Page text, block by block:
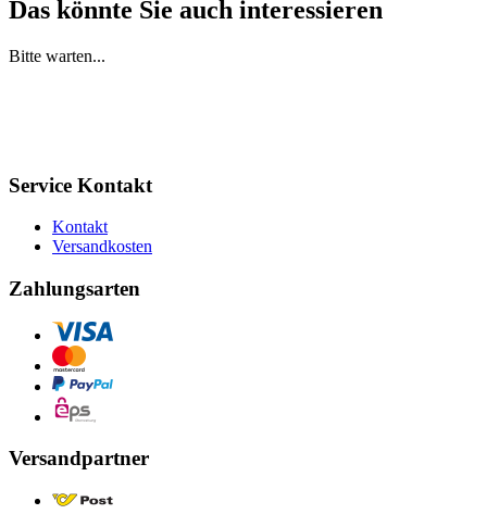
Das könnte Sie auch interessieren
Bitte warten...
Service Kontakt
Kontakt
Versandkosten
Zahlungsarten
Versandpartner